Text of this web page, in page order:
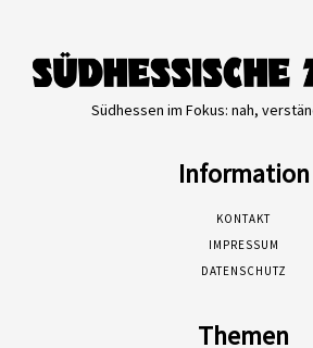
Südhessen im Fokus: nah,
Information
KONTAKT
IMPRESSUM
DATENSCHUTZ
Themen